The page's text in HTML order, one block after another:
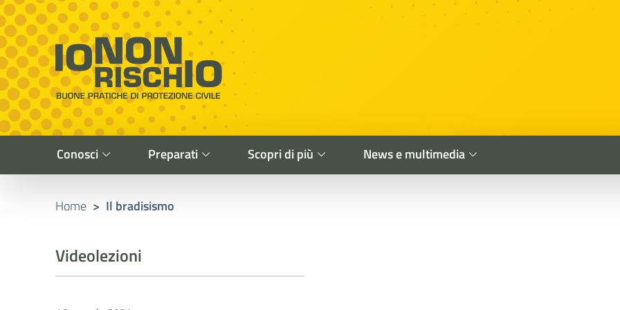
Vai al contenuto principale
Raggiungi il piè di pagina
Io non rischio
Buone pratiche di Protezione Civile
Cerca nel sito
Conosci Preparati Scopri di più News e multimedia
Home > Il bradisismo
Videolezioni